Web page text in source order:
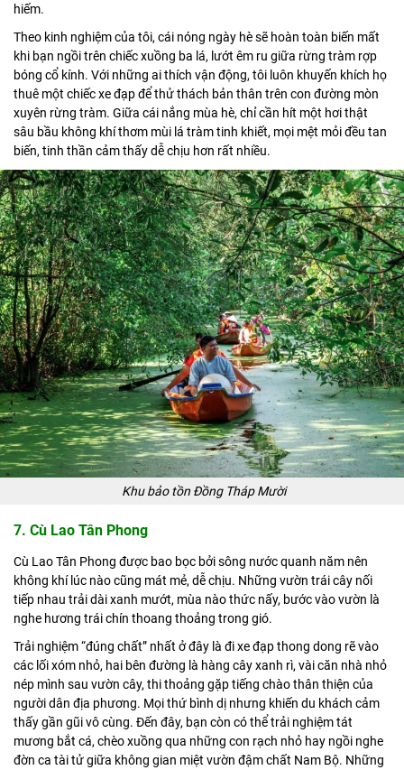
hiếm.
Theo kinh nghiệm của tôi, cái nóng ngày hè sẽ hoàn toàn biến mất
khi bạn ngồi trên chiếc xuồng ba lá, lướt êm ru giữa rừng tràm rợp
bóng cổ kính. Với những ai thích vận động, tôi luôn khuyến khích họ
thuê một chiếc xe đạp để thử thách bản thân trên con đường mòn
xuyên rừng tràm. Giữa cái nắng mùa hè, chỉ cần hít một hơi thật
sâu bầu không khí thơm mùi lá tràm tinh khiết, mọi mệt mỏi đều tan
biến, tinh thần cảm thấy dễ chịu hơn rất nhiều.
Khu bảo tồn Đồng Tháp Mười
7. Cù Lao Tân Phong
Cù Lao Tân Phong được bao bọc bởi sông nước quanh năm nên
không khí lúc nào cũng mát mẻ, dễ chịu. Những vườn trái cây nối
tiếp nhau trải dài xanh mướt, mùa nào thức nấy, bước vào vườn là
nghe hương trái chín thoang thoảng trong gió.
Trải nghiệm “đúng chất” nhất ở đây là đi xe đạp thong dong rẽ vào
các lối xóm nhỏ, hai bên đường là hàng cây xanh rì, vài căn nhà nhỏ
nép mình sau vườn cây, thi thoảng gặp tiếng chào thân thiện của
người dân địa phương. Mọi thứ bình dị nhưng khiến du khách cảm
thấy gần gũi vô cùng. Đến đây, bạn còn có thể trải nghiệm tát
mương bắt cá, chèo xuồng qua những con rạch nhỏ hay ngồi nghe
đờn ca tài tử giữa không gian miệt vườn đậm chất Nam Bộ. Những